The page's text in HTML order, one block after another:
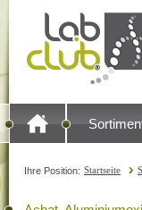
Ihre Position: Startseite